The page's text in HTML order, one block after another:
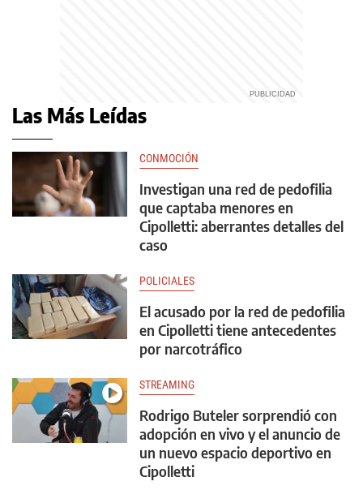
Las Más Leídas
CONMOCIÓN
Investigan una red de pedofilia
que captaba menores en
Cipolletti: aberrantes detalles del
caso
POLICIALES
El acusado por la red de pedofilia
en Cipolletti tiene antecedentes
por narcotráfico
STREAMING
Rodrigo Buteler sorprendió con
adopción en vivo y el anuncio de
un nuevo espacio deportivo en
Cipolletti